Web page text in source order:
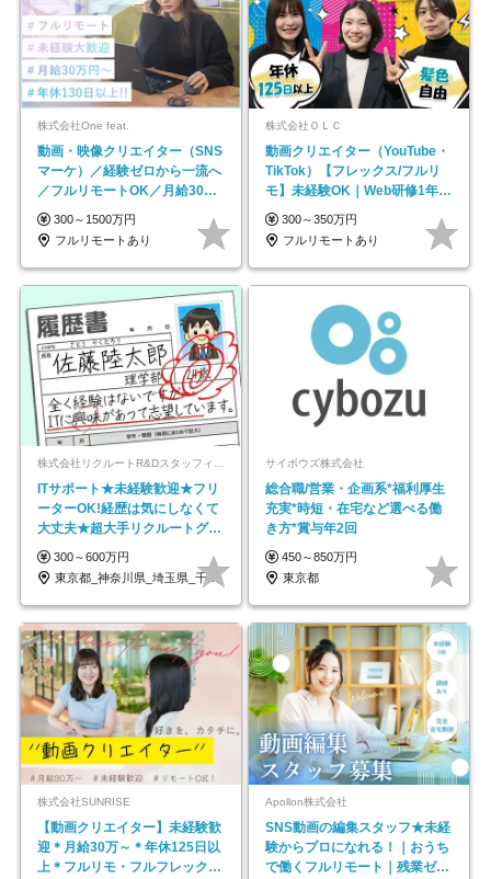
株式会社One feat.
動画・映像クリエイター（SNS
マーケ）／経験ゼロから一流へ
／フルリモートOK／月給30万
円～／年休130日以上
300～1500万円
フルリモートあり
株式会社ＯＬＣ
動画クリエイター（YouTube・
TikTok）【フレックス/フルリ
モ】未経験OK｜Web研修1年間
｜副業OK
300～350万円
フルリモートあり
株式会社リクルートR&Dスタッフィング【リクルートグループ】
ITサポート★未経験歓迎★フリ
ーターOK!経歴は気にしなくて
大丈夫★超大手リクルートグル
ープの正社員/sg
300～600万円
東京都_神奈川県_埼玉県_千葉県_大阪府…
サイボウズ株式会社
総合職/営業・企画系*福利厚生
充実*時短・在宅など選べる働
き方*賞与年2回
450～850万円
東京都
株式会社SUNRISE
【動画クリエイター】未経験歓
迎＊月給30万～＊年休125日以
上＊フルリモ・フルフレックス
Apollon株式会社
SNS動画の編集スタッフ★未経
験からプロになれる！｜おうち
で働くフルリモート｜残業ゼロ